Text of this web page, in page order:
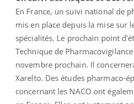
En France, un suivi national de
mis en place depuis la mise sur
spécialités. Le prochain point
Technique de
novembre prochain. Il
Xarelto. Des études pharmaco-
concernant les NACO ont